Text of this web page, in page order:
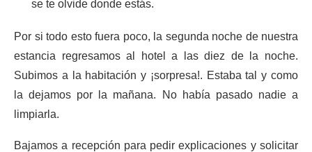
se te olvide donde estás.
Por si todo esto fuera poco, la segunda noche de nuestra
estancia regresamos al hotel a las diez de la noche.
Subimos a la habitación y ¡sorpresa!. Estaba tal y como
la dejamos por la mañana. No había pasado nadie a
limpiarla.
Bajamos a recepción para pedir explicaciones y solicitar